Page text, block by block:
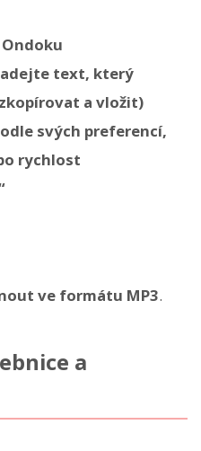
text, který
a vložit)
svých preferencí,
rychlost
ve formátu MP3.
a